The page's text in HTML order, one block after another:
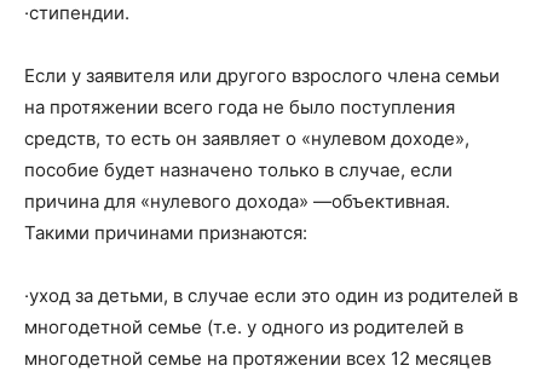
·стипендии.
Если у заявителя или другого взрослого члена семьи
на протяжении всего года не было поступления
средств, то есть он заявляет о «нулевом доходе»,
пособие будет назначено только в случае, если
причина для «нулевого дохода» —объективная.
Такими причинами признаются:
·уход за детьми, в случае если это один из родителей в
многодетной семье (т.е. у одного из родителей в
многодетной семье на протяжении всех 12 месяцев